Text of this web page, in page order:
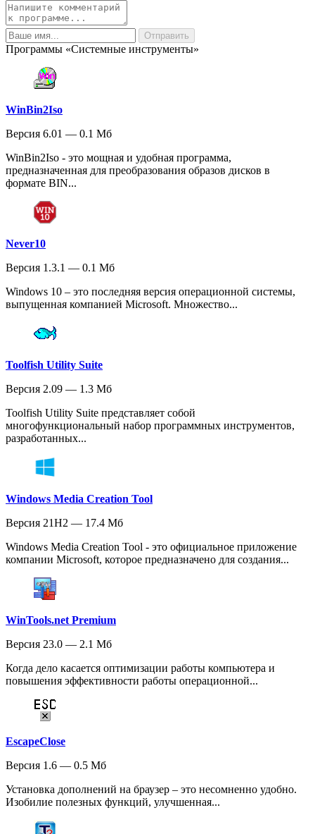
Программы «Системные инструменты»
WinBin2Iso
Версия 6.01 — 0.1 Мб
WinBin2Iso - это мощная и удобная программа,
предназначенная для преобразования образов дисков в
формате BIN...
Never10
Версия 1.3.1 — 0.1 Мб
Windows 10 – это последняя версия операционной системы,
выпущенная компанией Microsoft. Множество...
Toolfish Utility Suite
Версия 2.09 — 1.3 Мб
Toolfish Utility Suite представляет собой
многофункциональный набор программных инструментов,
разработанных...
Windows Media Creation Tool
Версия 21H2 — 17.4 Мб
Windows Media Creation Tool - это официальное приложение
компании Microsoft, которое предназначено для создания...
WinTools.net Premium
Версия 23.0 — 2.1 Мб
Когда дело касается оптимизации работы компьютера и
повышения эффективности работы операционной...
EscapeClose
Версия 1.6 — 0.5 Мб
Установка дополнений на браузер – это несомненно удобно.
Изобилие полезных функций, улучшенная...